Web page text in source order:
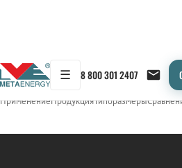
☰ 8 800 301 2407
← Продукция/ШИНОПРОВОД
ПрименениеПродукцияТипоразмеры